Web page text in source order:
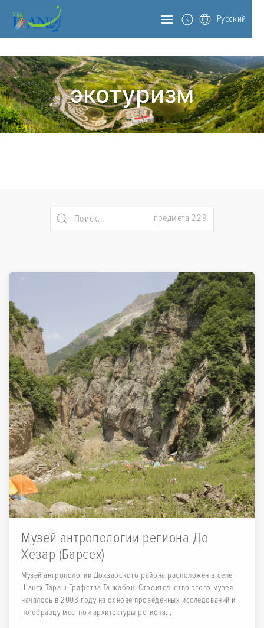
Русский
экотуризм
предмета 229
Музей антропологии региона До
Хезар (Барсех)
Музей антропологии Дохзарского района расположен в селе
Шанех Тараш Графства Танкабон. Строительство этого музея
началось в 2008 году на основе проведенных исследований и
по образцу местной архитектуры региона...